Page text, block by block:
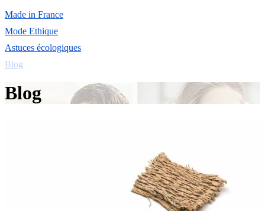
Made in France
Mode Ethique
Astuces écologiques
Blog
Blog